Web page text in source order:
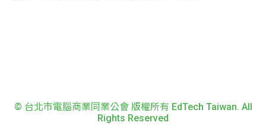
© 台北市電腦商業同業公會 版權所有 EdTech Taiwan. All
Rights Reserved